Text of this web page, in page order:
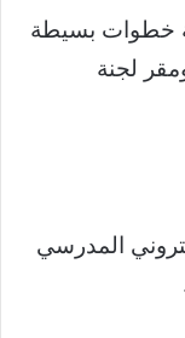
خطوات بسيطة
لجنة
المدرسي